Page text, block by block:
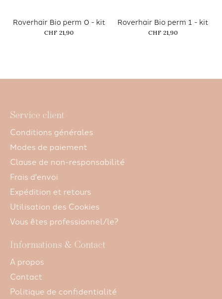
Roverhair Bio perm 0 - kit
CHF 21,90
Roverhair Bio perm 1 - kit
CHF 21,90
Service client
Conditions générales
Modes de paiement
Clause de non-responsabilité
Frais d'envoi
Expédition et retours
Utilisation des Cookies
Vous êtes professionnel/le?
Informations & Contact
A propos
Contact
Politique de confidentialité